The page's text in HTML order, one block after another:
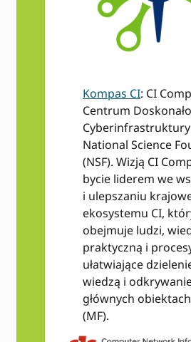
Kompas CI: CI
Centrum
Cyberinfrastruktury
National Science
(NSF). Wizją CI
bycie liderem we
i ulepszaniu
ekosystemu CI,
obejmuje ludzi,
praktyczną i
ułatwiające
wiedzą i
głównych
(MF).